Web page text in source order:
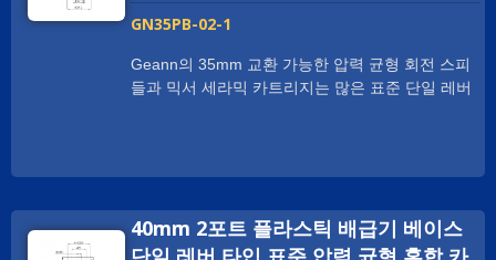
정한 출력 온도를 유지하기 위해 한 가지 독점 기능
으로 제작되었습니다. 크로스 플로우를 제거하기
위해 다이어프램 시스템이 설계되었습니다. 물감에
GN35PB-02-1
Geann의 35mm 교환 가능한 압력 균형 회전 스피
들과 믹서 세라믹 카트리지는 많은 표준 단일 레버
지, 주방 수도꼭지 등에 널리 사용됩니다. Geann
세라믹 카트리지는 IAPMO / UPC / CSA / NSF 인
증을 받았으며, 60만 번의 수명 주기 테스트에 견고
40mm 2포트 플라스틱 배급기 베이스